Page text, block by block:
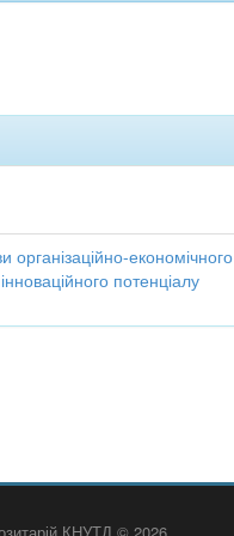
організаційно-економічного
потенціалу